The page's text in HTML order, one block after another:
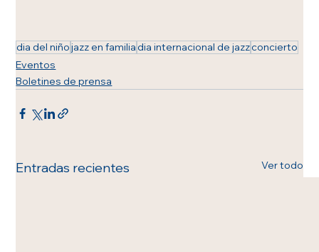
dia del niñojazz en familiadia internacional de jazzconcierto
Eventos
Boletines de prensa
Entradas recientes Ver todo